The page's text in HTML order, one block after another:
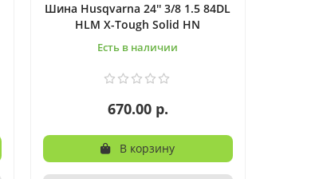
Шина Husqvarna 24'' 3/8 1.5 84DL
HLM X-Tough Solid HN
Есть в наличии
670.00 р.
В корзину